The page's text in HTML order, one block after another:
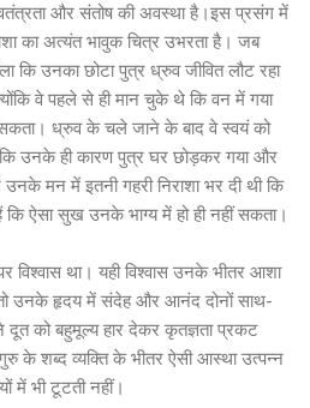
और संतोष की अवस्था है।इस प्रसंग में
का अत्यंत भावुक चित्र उभरता है। जब
कि उनका छोटा पुत्र ध्रुव जीवित लौट रहा
वे पहले से ही मान चुके थे कि वन में गया
सकता। ध्रुव के चले जाने के बाद वे स्वयं को
उनके ही कारण पुत्र घर छोड़कर गया और
मन में इतनी गहरी निराशा भर दी थी कि
कि ऐसा सुख उनके भाग्य में हो ही नहीं सकता।
विश्वास था। यही विश्वास उनके भीतर आशा
उनके हृदय में संदेह और आनंद दोनों साथ-
दूत को बहुमूल्य हार देकर कृतज्ञता प्रकट
के शब्द व्यक्ति के भीतर ऐसी आस्था उत्पन्न
में भी टूटती नहीं।